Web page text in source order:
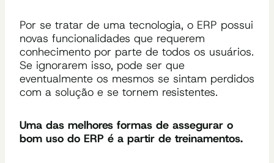
Por se tratar de uma tecnologia, o ERP possui
novas funcionalidades que requerem
conhecimento por parte de todos os usuários.
Se ignorarem isso, pode ser que
eventualmente os mesmos se sintam perdidos
com a solução e se tornem resistentes.
Uma das melhores formas de assegurar o
bom uso do ERP é a partir de treinamentos.